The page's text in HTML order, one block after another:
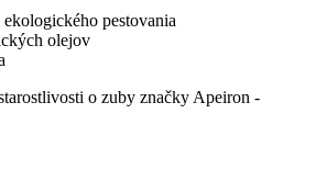
pestovania
olejov
o zuby značky Apeiron -